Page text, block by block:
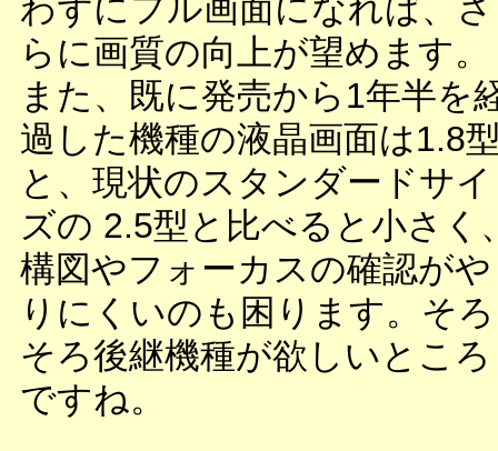
わずにフル画面になれば、さ
らに画質の向上が望めます。
また、既に発売から1年半を
過した機種の液晶画面は1.8
と、現状のスタンダードサイ
ズの 2.5型と比べると小さく
構図やフォーカスの確認がや
りにくいのも困ります。そろ
そろ後継機種が欲しいところ
ですね。